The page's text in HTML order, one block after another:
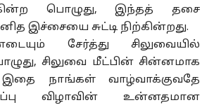
பொழுது, இந்தத் தசை
இச்சையை சுட்டி நிற்கின்றது.
சேர்த்து சிலுவையில்
சிலுவை மீட்பின் சின்னமாக
இதை நாங்கள் வாழ்வாக்குவதே
விழாவின் உன்னதமான